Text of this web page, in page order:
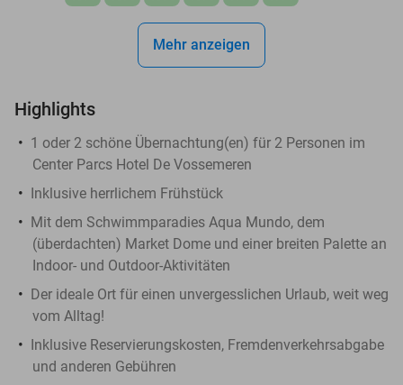
Mehr anzeigen
Highlights
1 oder 2 schöne Übernachtung(en) für 2 Personen im
Center Parcs Hotel De Vossemeren
Inklusive herrlichem Frühstück
Mit dem Schwimmparadies Aqua Mundo, dem
(überdachten) Market Dome und einer breiten Palette an
Indoor- und Outdoor-Aktivitäten
Der ideale Ort für einen unvergesslichen Urlaub, weit weg
vom Alltag!
Inklusive Reservierungskosten, Fremdenverkehrsabgabe
und anderen Gebühren